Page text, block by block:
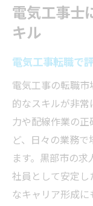
電気工事士
キル
電気工事転職で
電気工事の転職
的なスキルが非
力や配線作業の
ど、日々の業務
ます。黒部市の
社員として安定
なキャリア形成に